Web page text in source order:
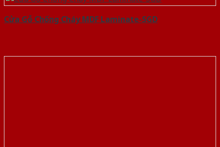
Cửa Gỗ Chống Cháy MDF Laminate-SGD